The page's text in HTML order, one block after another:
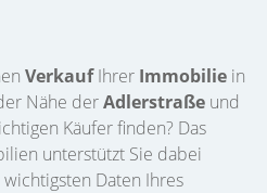
VerkaufIhrer Immobilie in
Nähe derAdlerstraße und
Käufer finden? Das
unterstützt Sie dabei
Daten Ihres